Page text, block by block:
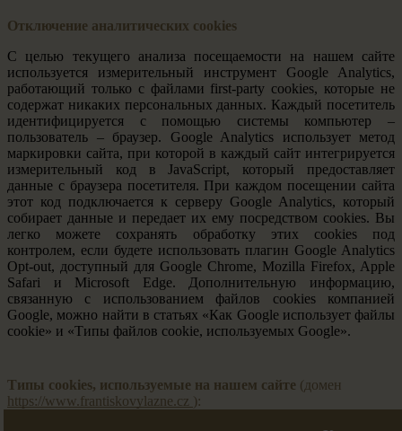
Отключение аналитических cookies
С целью текущего анализа посещаемости на нашем сайте
используется измерительный инструмент Google Analytics,
работающий только с файлами first-party cookies, которые не
содержат никаких персональных данных. Каждый посетитель
идентифицируется с помощью системы компьютер –
пользователь – браузер. Google Analytics использует метод
маркировки сайта, при которой в каждый сайт интегрируется
измерительный код в JavaScript, который предоставляет
данные с браузера посетителя. При каждом посещении сайта
этот код подключается к серверу Google Analytics, который
собирает данные и передает их ему посредством cookies. Вы
легко можете сохранять обработку этих cookies под
контролем, если будете использовать плагин Google Analytics
Opt-out, доступный для Google Chrome, Mozilla Firefox, Apple
Safari и Microsoft Edge. Дополнительную информацию,
связанную с использованием файлов cookies компанией
Google, можно найти в статьях «Как Google использует файлы
cookie» и «Типы файлов cookie, используемых Google».
Типы cookies, используемые на нашем сайте (домен
https://www.frantiskovylazne.cz ):